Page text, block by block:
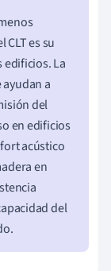
es su
edificios. La
a
del
en edificios
acústico
en
del